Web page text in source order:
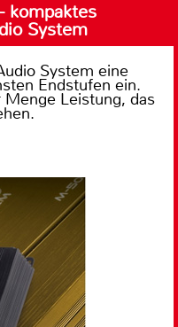
kompaktes
System
System eine
Endstufen ein.
Leistung, das